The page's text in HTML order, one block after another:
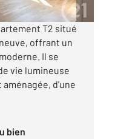
T2 situé
offrant un
Il se
vie lumineuse
d'une
bien